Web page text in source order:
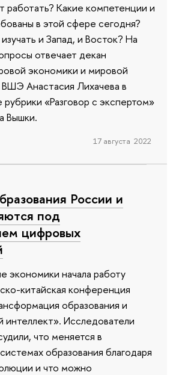
работать? Какие компетенции и
в этой сфере сегодня?
и Запад, и Восток? На
отвечает декан
экономики и мировой
Анастасия Лихачева в
«Разговор с экспертом»
Вышки.
17 августа 2022
России и
под
цифровых
экономики начала работу
китайская конференция
образования и
интеллект». Исследователи
что меняется в
образования благодаря
и что можно